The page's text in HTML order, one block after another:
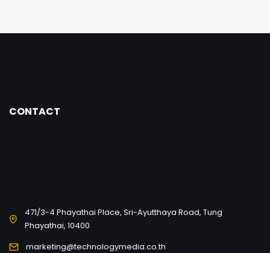
CONTACT
471/3-4 Phayathai Place, Sri-Ayutthaya Road, Tung
Phayathai, 10400
marketing@technologymedia.co.th